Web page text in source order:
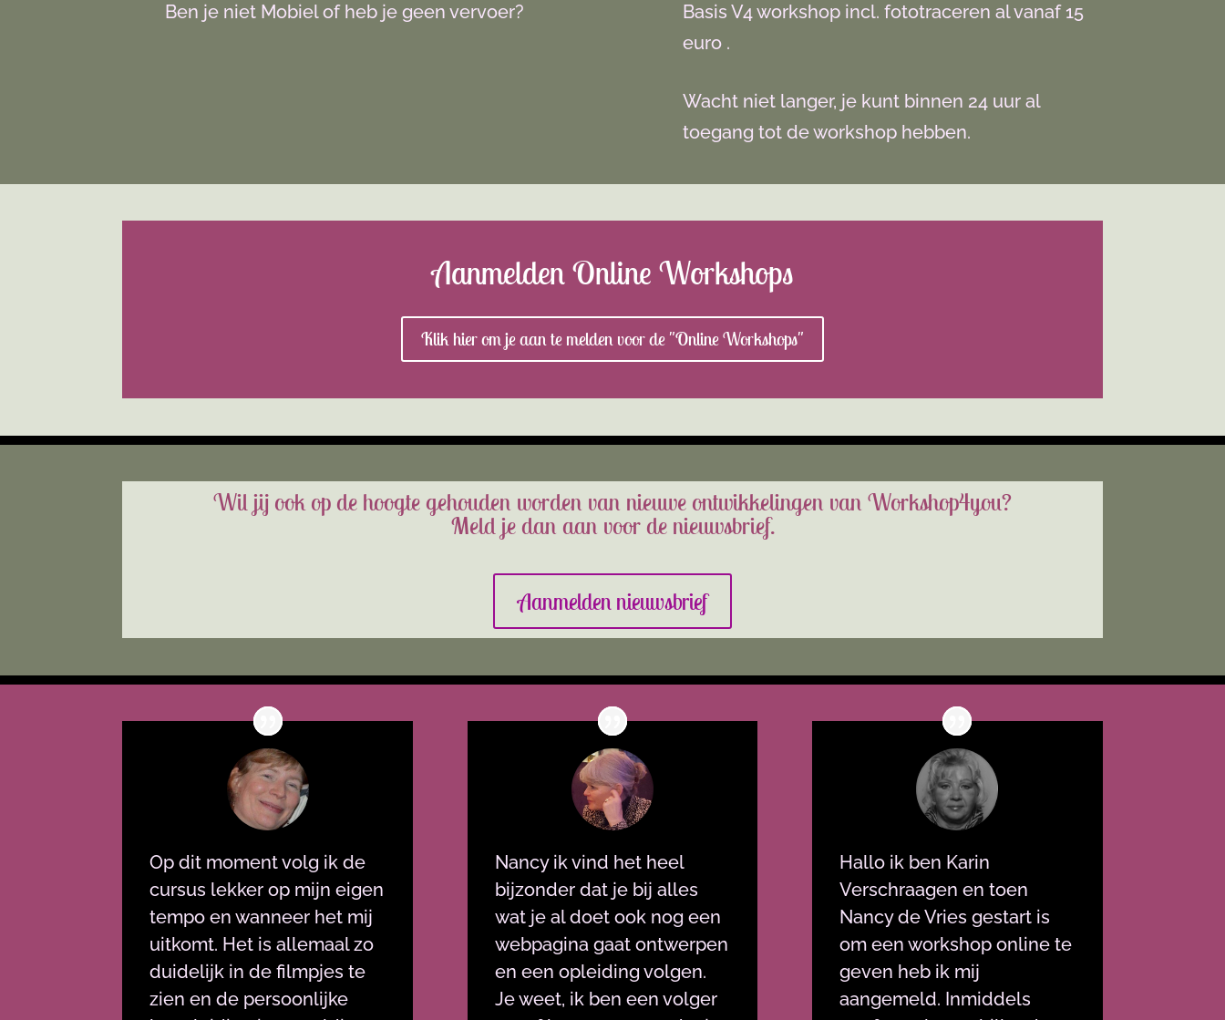
Ben je niet Mobiel of heb je geen vervoer?
Basis V4 workshop incl. fototraceren al vanaf 15
euro .
Wacht niet langer, je kunt binnen 24 uur al
toegang tot de workshop hebben.
Aanmelden Online Workshops
Klik hier om je aan te melden voor de "Online Workshops"
Wil jij ook op de hoogte gehouden worden van nieuwe ontwikkelingen van Workshop4you?
Meld je dan aan voor de nieuwsbrief.
Aanmelden nieuwsbrief
Op dit moment volg ik de
cursus lekker op mijn eigen
tempo en wanneer het mij
uitkomt. Het is allemaal zo
duidelijk in de filmpjes te
zien en de persoonlijke
Nancy ik vind het heel
bijzonder dat je bij alles
wat je al doet ook nog een
webpagina gaat ontwerpen
en een opleiding volgen.
Je weet, ik ben een volger
Hallo ik ben Karin
Verschraagen en toen
Nancy de Vries gestart is
om een workshop online te
geven heb ik mij
aangemeld. Inmiddels